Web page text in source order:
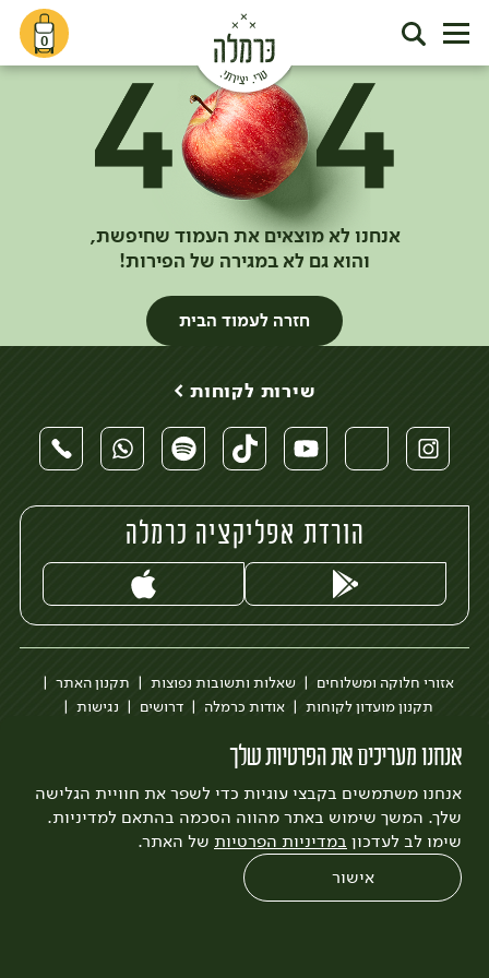
0
אנחנו לא מוצאים את העמוד שחיפשת,
והוא גם לא במגירה של הפירות!
חזרה לעמוד הבית
אנחנו מעריכים את הפרטיות שלך
אנחנו משתמשים בקבצי עוגיות כדי לשפר את חוויית הגלישה
שלך. המשך שימוש באתר מהווה הסכמה בהתאם למדיניות.
שימו לב לעדכון במדיניות הפרטיות של האתר.
אישור
שירות לקוחות >
הורדת אפליקציה כרמלה
אזורי חלוקה ומשלוחים שאלות ותשובות נפוצות
תקנון האתר
תקנון מועדון לקוחות
אודות כרמלה דרושים
נגישות
לצפייה בעדכון מדיניות פרטיות
עיצוב:3bears פיתוח:Quatro